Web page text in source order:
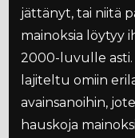
jättänyt, tai niitä
mainoksia löytyy
2000-luvulle asti.
lajiteltu omiin
avainsanoihin,
hauskoja